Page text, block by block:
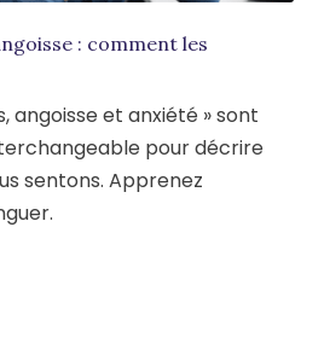
: comment les
angoisse et anxiété » sont
pour décrire
sentons. Apprenez